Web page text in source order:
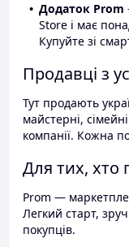
Додаток Prom
Store і має
Купуйте зі
Продавці з
Тут продають
майстерні,
компанії. Кожна
Для тих, хто
Prom —
Легкий старт,
покупців.